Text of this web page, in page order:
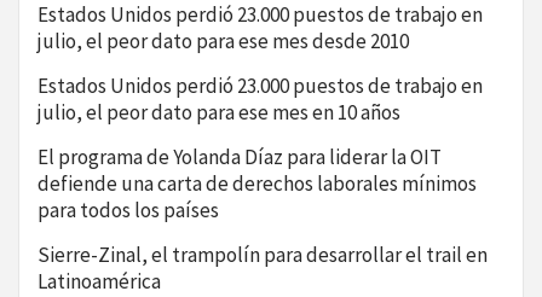
Estados Unidos perdió 23.000 puestos de trabajo en
julio, el peor dato para ese mes desde 2010
Estados Unidos perdió 23.000 puestos de trabajo en
julio, el peor dato para ese mes en 10 años
El programa de Yolanda Díaz para liderar la OIT
defiende una carta de derechos laborales mínimos
para todos los países
Sierre-Zinal, el trampolín para desarrollar el trail en
Latinoamérica